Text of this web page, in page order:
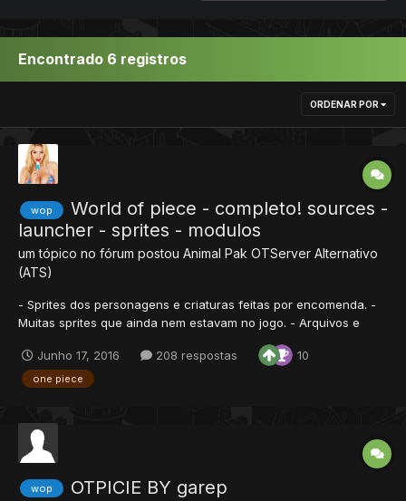
Encontrado 6 registros
ORDENAR POR
wop
World of piece - completo! sources -
launcher - sprites - modulos
um tópico no fórum postou Animal Pak OTServer Alternativo
(ATS)
- Sprites dos personagens e criaturas feitas por encomenda. -
Muitas sprites que ainda nem estavam no jogo. - Arquivos e
mapa do jogo. - Magias. - Módulos usados e os que ainda
estavam em projeto. - Design do cliente novo que...
Junho 17, 2016 208 respostas 10
one piece
wop OTPICIE BY garep